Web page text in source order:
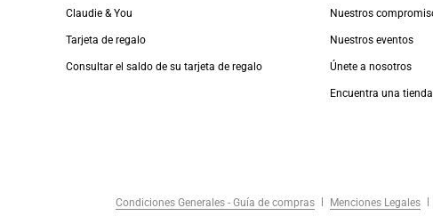
Claudie & You
Tarjeta de regalo
Consultar el saldo de su tarjeta de regalo
Nuestros
Nuestros eventos
Únete a nosotros
Encuentra una tienda
Condiciones Generales - Guía de compras Menciones Legales